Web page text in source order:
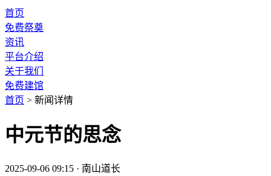
首页
免费祭奠
资讯
平台介绍
关于我们
免费建馆
首页 > 新闻详情
中元节的思念
2025-09-06 09:15 · 南山道长